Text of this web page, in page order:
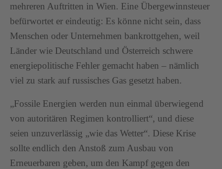
mehreren Auftritten in Wien. Eine Übergewinnsteuer
befürwortet er eindeutig: Es könne nicht sein, dass
Menschen oder Unternehmen bankrottgehen, weil
Länder wie Deutschland und Österreich schwere
energiepolitische Fehler gemacht haben – nämlich
viel zu stark auf russisches Gas gesetzt haben.
„Fossile Energien werden nun einmal überwiegend
von autoritären Regimen kontrolliert“, und diese
seien unzuverlässig „wie das Wetter“. Diese Krise
sollte endlich den Anstoß zum Ausbau von
Erneuerbaren geben, um den Kampf gegen den